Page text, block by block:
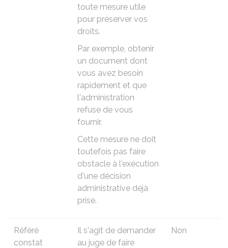
toute mesure utile
pour préserver vos
droits.
Par exemple, obtenir
un document dont
vous avez besoin
rapidement et que
l'administration
refuse de vous
fournir.
Cette mesure ne doit
toutefois pas faire
obstacle à l'exécution
d'une décision
administrative déjà
prise.
Référé
constat
Il s'agit de demander
au juge de faire
Non